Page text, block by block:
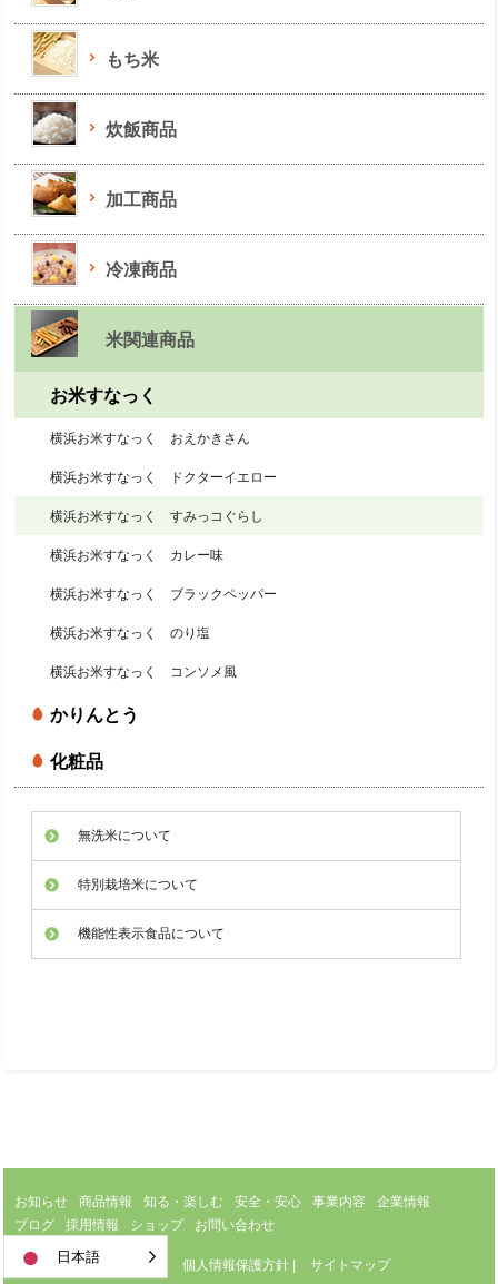
もち米
炊飯商品
加工商品
冷凍商品
米関連商品
お米すなっく
横浜お米すなっく おえかきさん
横浜お米すなっく ドクターイエロー
横浜お米すなっく すみっコぐらし
横浜お米すなっく カレー味
横浜お米すなっく ブラックペッパー
横浜お米すなっく のり塩
横浜お米すなっく コンソメ風
かりんとう
化粧品
無洗米について
特別栽培米について
機能性表示食品について
お知らせ 商品情報 知る・楽しむ 安全・安心 事業内容
企業情報
ブログ
採用情報 ショップ お問い合わせ
サイトのご利用について 個人情報保護方針 サイトマップ
日本語